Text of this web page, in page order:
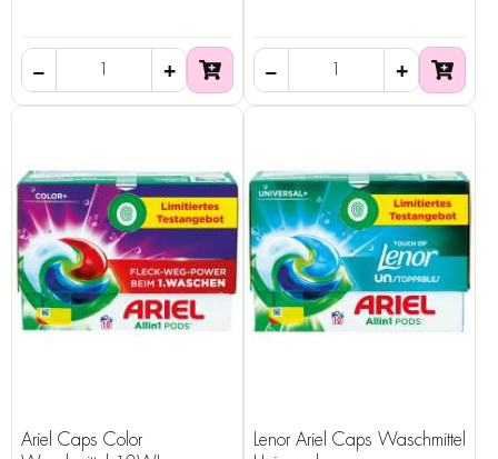
Ariel Caps Color
Lenor Ariel Caps Waschmittel